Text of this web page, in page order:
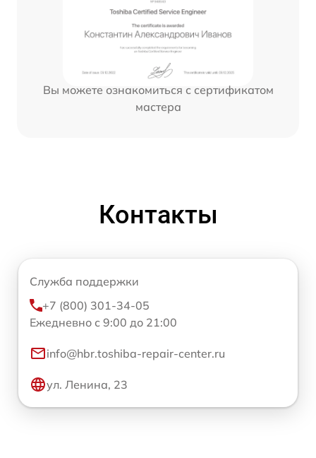
Вы можете ознакомиться с сертификатом
мастера
Контакты
Служба поддержки
+7 (800) 301-34-05
Ежедневно с 9:00 до 21:00
info@hbr.toshiba-repair-center.ru
ул. Ленина, 23